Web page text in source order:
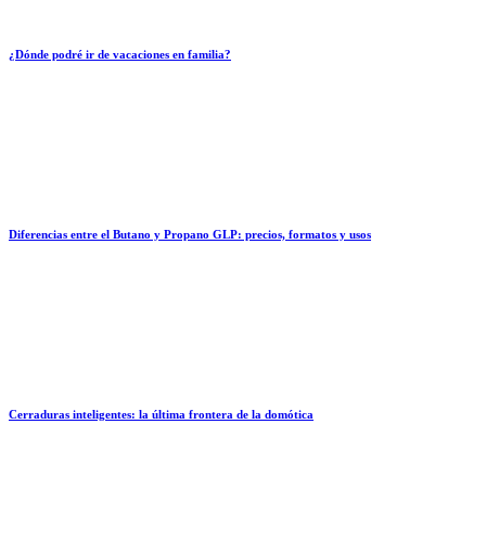
¿Dónde podré ir de vacaciones en familia?
Diferencias entre el Butano y Propano GLP: precios, formatos y usos
Cerraduras inteligentes: la última frontera de la domótica